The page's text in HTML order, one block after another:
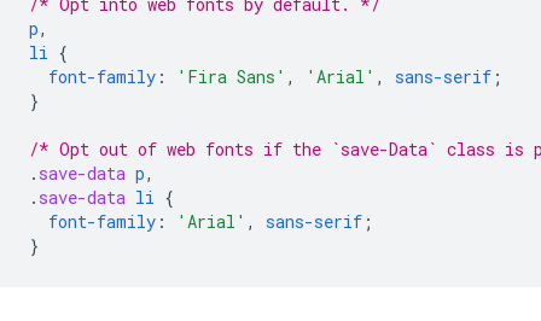
p,
li {
font-family : 'Fira Sans' , 'Arial' , sans-serif ;
}
/* Opt out of web fonts if the `save-Data` class is
. save-data p,
. save-data li {
font-family : 'Arial' , sans-serif ;
}